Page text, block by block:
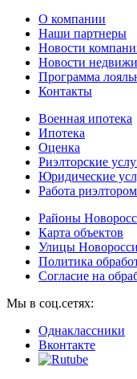
О компании
Наши партнеры
Новости
Новости
Программа
Контакты
Военная ипотека
Ипотека
Оценка
Риэлторские
Юридические
Работа риэлтором
Районы
Карта объектов
Улицы
Политика
Согласие на
Мы в соц.сетях:
Однаклассники
Вконтакте